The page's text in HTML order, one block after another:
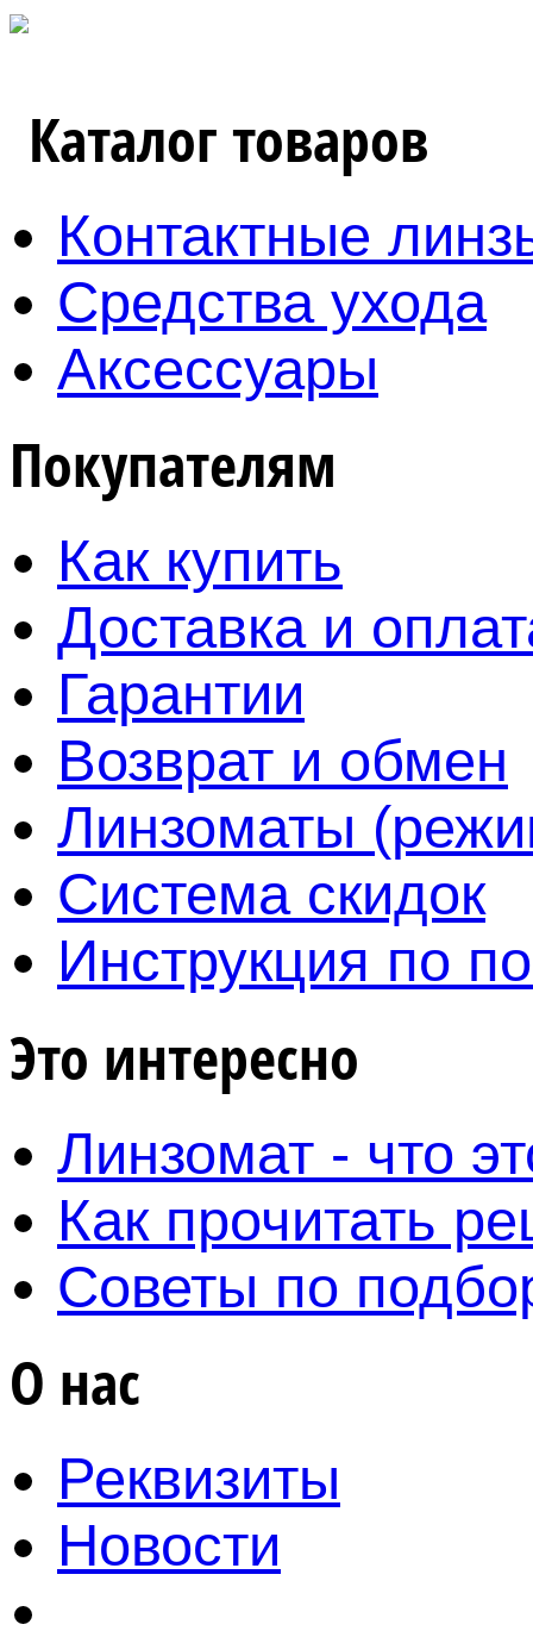
Каталог товаров
Контактные
Средства ухода
Аксессуары
Покупателям
Как купить
Доставка и
Гарантии
Возврат и обмен
Линзоматы
Система скидок
Инструкция по
Это интересно
Линзомат - что
Как прочитать
Советы по
О нас
Реквизиты
Новости